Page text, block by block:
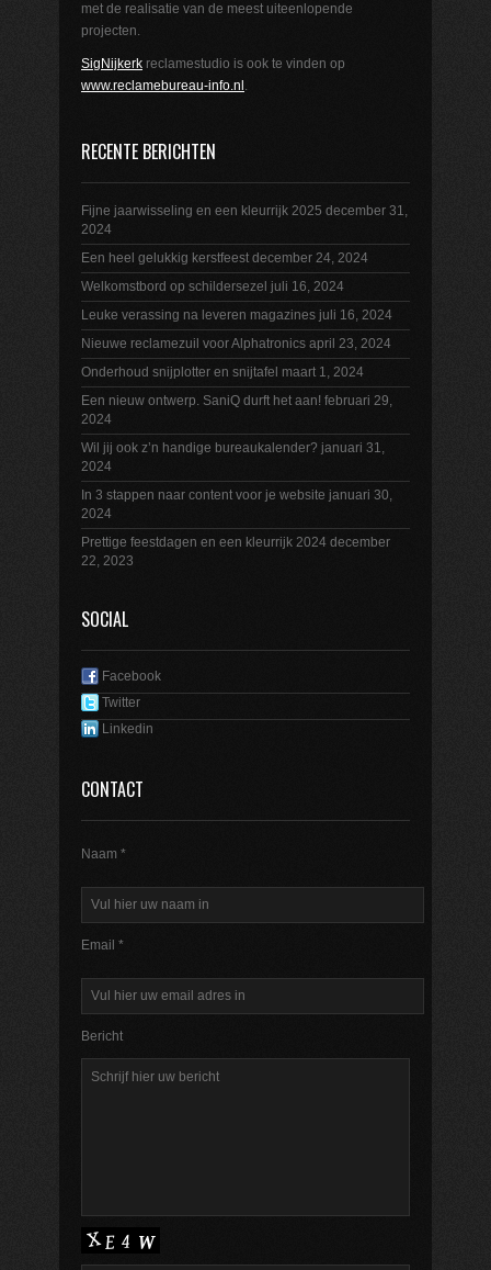
met de realisatie van de meest uiteenlopende
projecten.
SigNijkerk reclamestudio is ook te vinden op
www.reclamebureau-info.nl .
RECENTE BERICHTEN
Fijne jaarwisseling en een kleurrijk 2025 december 31,
2024
Een heel gelukkig kerstfeest december 24, 2024
Welkomstbord op schildersezel juli 16, 2024
Leuke verassing na leveren magazines juli 16, 2024
Nieuwe reclamezuil voor Alphatronics april 23, 2024
Onderhoud snijplotter en snijtafel maart 1, 2024
Een nieuw ontwerp. SaniQ durft het aan! februari 29,
2024
Wil jij ook z’n handige bureaukalender? januari 31,
2024
In 3 stappen naar content voor je website januari 30,
2024
Prettige feestdagen en een kleurrijk 2024 december
22, 2023
SOCIAL
Facebook
Twitter
Linkedin
CONTACT
Naam *
Email *
Bericht